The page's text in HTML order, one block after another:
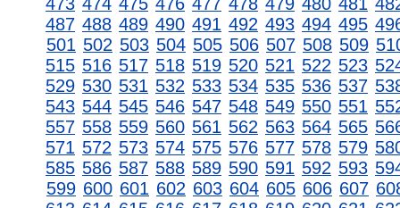
487 488 489 490 491 492 493 494 495
501 502 503 504 505 506 507 508 509
515 516 517 518 519 520 521 522 523
529 530 531 532 533 534 535 536 537
543 544 545 546 547 548 549 550 551
557 558 559 560 561 562 563 564 565
571 572 573 574 575 576 577 578 579
585 586 587 588 589 590 591 592 593
599 600 601 602 603 604 605 606 607